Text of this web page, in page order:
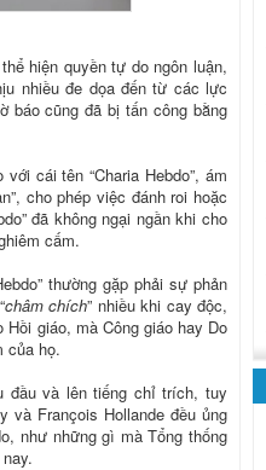
hiện quyền tự do ngôn luận,
nhiều đe dọa đến từ các lực
báo cũng đã bị tấn công bằng
cái tên “Charia Hebdo”, ám
cho phép việc đánh roi hoặc
đã không ngại ngần khi cho
cấm.
thường gặp phải sự phản
châm chích” nhiều khi cay độc,
giáo, mà Công giáo hay Do
của họ.
đầu và lên tiếng chỉ trích, tuy
và François Hollande đều ủng
như những gì mà Tổng thống